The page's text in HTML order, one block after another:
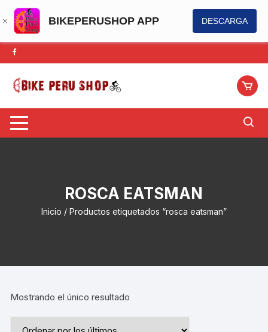
BIKEPERUSHOP APP DESCARGA
Saltar
al
contenido
ROSCA EATSMAN
Inicio / Productos etiquetados “rosca eatsman”
Mostrando el único resultado